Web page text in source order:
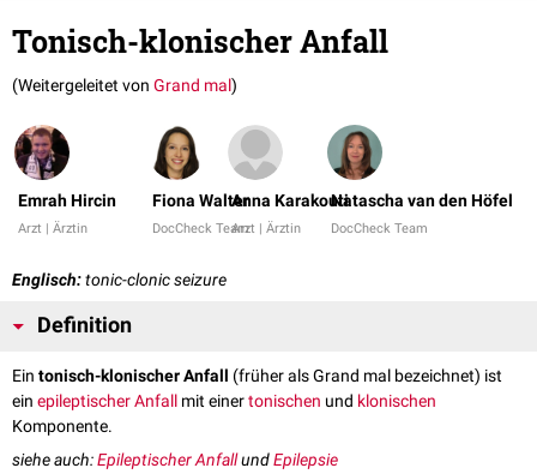
Tonisch-klonischer Anfall
(Weitergeleitet von Grand mal)
Emrah Hircin
Arzt | Ärztin
Fiona Walter
DocCheck Team
Anna Karakouti
Arzt | Ärztin
Natascha van den Höfel
DocCheck Team
Englisch:tonic-clonic seizure
Definition
Ein tonisch-klonischer Anfall (früher als Grand mal bezeichnet) ist
ein epileptischer Anfall mit einertonischen und klonischen
Komponente.
siehe auch:Epileptischer AnfallundEpilepsie